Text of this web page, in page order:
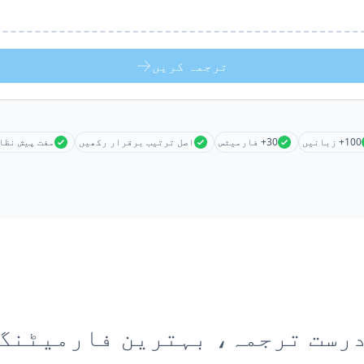
ترجمہ کریں
100+ زبانیں 30+ فارمیٹس اصل ترتیب برقرار رکھیں مفت پیش
ترجمہ، بہترین